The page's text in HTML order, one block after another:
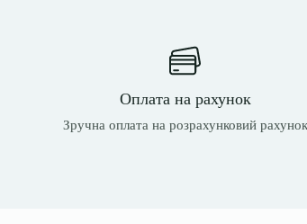
Оплата на рахунок
Зручна оплата на розрахунковий рахунок